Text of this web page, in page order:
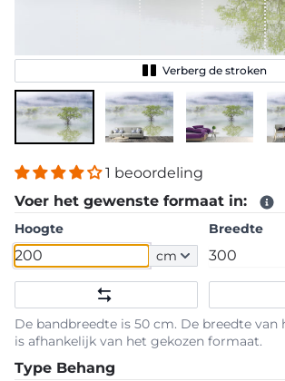
Verberg de stroken
1 beoordeling
Voer het gewenste formaat in:
Hoogte
cm
Breedte
De bandbreedte is 50 cm. De breedte van
is afhankelijk van het gekozen formaat.
Type Behang